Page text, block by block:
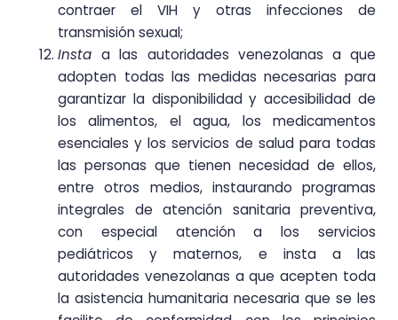
contraer el VIH y otras infecciones de
transmisión sexual;
Instaa las autoridades venezolanas a que
adopten todas las medidas necesarias para
garantizar la disponibilidad y accesibilidad de
los alimentos, el agua, los medicamentos
esenciales y los servicios de salud para todas
las personas que tienen necesidad de ellos,
entre otros medios, instaurando programas
integrales de atención sanitaria preventiva,
con especial atención a los servicios
pediátricos y maternos, e insta a las
autoridades venezolanas a que acepten toda
la asistencia humanitaria necesaria que se les